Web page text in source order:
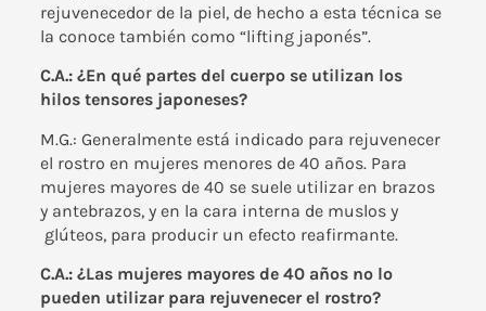
rejuvenecedor de la piel, de hecho a esta técnica se
la conoce también como “lifting japonés”.
C.A.: ¿En qué partes del cuerpo se utilizan los
hilos tensores japoneses?
M.G.: Generalmente está indicado para rejuvenecer
el rostro en mujeres menores de 40 años. Para
mujeres mayores de 40 se suele utilizar en brazos
y antebrazos, y en la cara interna de muslos y
glúteos, para producir un efecto reafirmante.
C.A.: ¿Las mujeres mayores de 40 años no lo
pueden utilizar para rejuvenecer el rostro?